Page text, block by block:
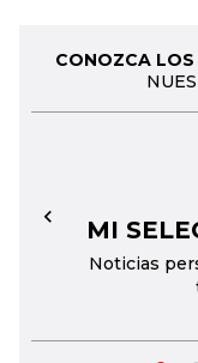
CONOZCA LOS
MI
Noticias
←